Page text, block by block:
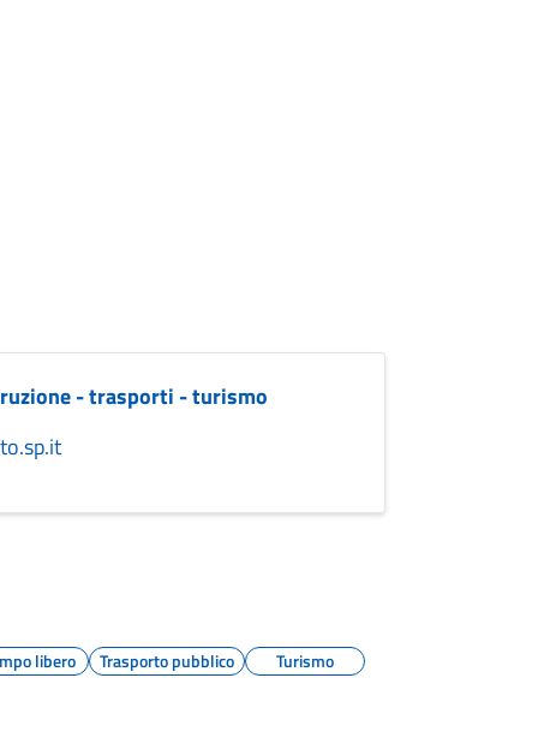
- trasporti - turismo
libero Trasporto pubblico
Turismo